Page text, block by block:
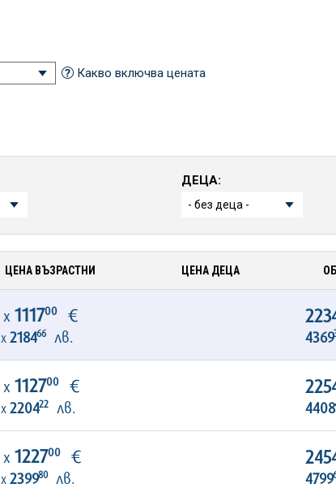
Какво включва цената
ДЕЦА:
ЦЕНА ВЪЗРАСТНИ ЦЕНА ДЕЦА
х 111700€
х 218466лв. 4369
х 112700€
х 220422лв. 4408
х 122700€
х 239980лв. 4799